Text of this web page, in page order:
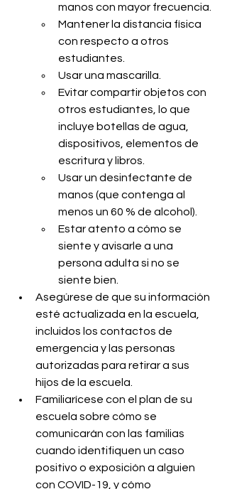
manos con mayor frecuencia.
Mantener la distancia física
con respecto a otros
estudiantes.
Usar una mascarilla.
Evitar compartir objetos con
otros estudiantes, lo que
incluye botellas de agua,
dispositivos, elementos de
escritura y libros.
Usar un desinfectante de
manos (que contenga al
menos un 60 % de alcohol).
Estar atento a cómo se
siente y avisarle a una
persona adulta si no se
siente bien.
Asegúrese de que su información
esté actualizada en la escuela,
incluidos los contactos de
emergencia y las personas
autorizadas para retirar a sus
hijos de la escuela.
Familiarícese con el plan de su
escuela sobre cómo se
comunicarán con las familias
cuando identifiquen un caso
positivo o exposición a alguien
con COVID-19, y cómo